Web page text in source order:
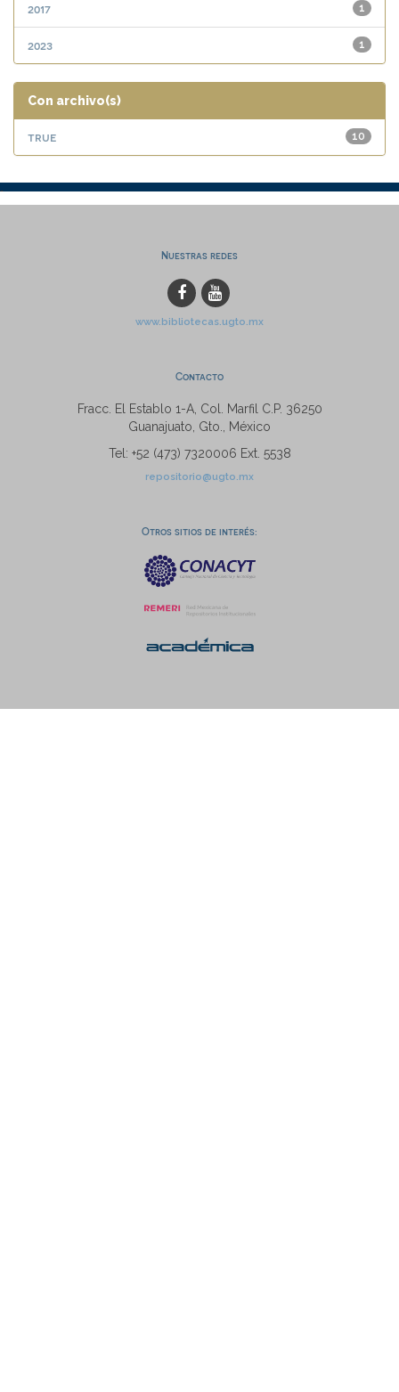
1
2017
1
2023
Con archivo(s)
10
true
Nuestras redes
www.bibliotecas.ugto.mx
Contacto
Fracc. El Establo 1-A, Col. Marfil C.P. 36250
Guanajuato, Gto., México
Tel: +52 (473) 7320006 Ext. 5538
repositorio@ugto.mx
Otros sitios de interés: